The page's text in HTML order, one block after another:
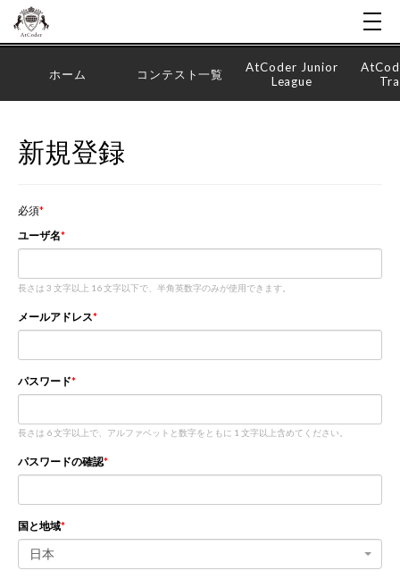
ホーム コンテスト一覧
AtCoder Junior
League
新規登録
必須
ユーザ名
長さは 3 文字以上 16 文字以下で、半角英数字のみが使用できます。
メールアドレス
パスワード
長さは 6 文字以上で、アルファベットと数字をともに 1 文字以上含めてください。
パスワードの確認
国と地域
日本